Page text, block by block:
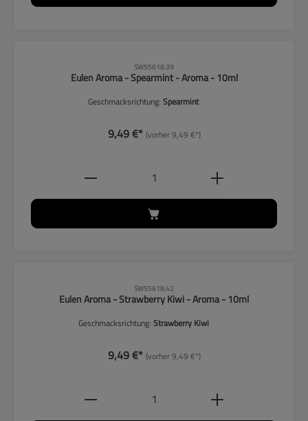
SW55618.39
Eulen Aroma - Spearmint - Aroma - 10ml
Geschmacksrichtung:Spearmint
9,49 €* (vorher 9,49 €*)
Produkt Anzahl: Gib den
SW55618.42
Eulen Aroma - Strawberry Kiwi - Aroma - 10ml
Geschmacksrichtung: Strawberry Kiwi
9,49 €* (vorher 9,49 €*)
Produkt Anzahl: Gib den